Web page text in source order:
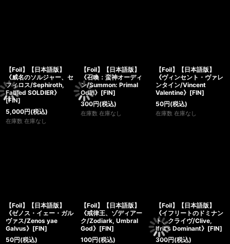
【Foil】【日本語版】
《威名のソルジャー、セ
フィロス/Sephiroth,
Fabled SOLDIER》
[FIN]
5,000円(税込)
在庫数 在庫なし
【Foil】【日本語版】
《召喚：蛮神オーディ
ン/Summon: Primal
Odin》[FIN]
300円(税込)
在庫数 在庫なし
【Foil】【日本語版】
《ヴィンセント・ヴァレ
ンタイン/Vincent
Valentine》[FIN]
50円(税込)
在庫数 在庫なし
【Foil】【日本語版】
《ゼノス・イェー・ガル
ヴァス/Zenos yae
Galvus》[FIN]
50円(税込)
【Foil】【日本語版】
《戒律王、ゾディアー
ク/Zodiark, Umbral
God》[FIN]
100円(税込)
【Foil】【日本語版】
《イフリートのドミナン
ト、クライヴ/Clive,
Ifrit's Dominant》[FIN]
300円(税込)